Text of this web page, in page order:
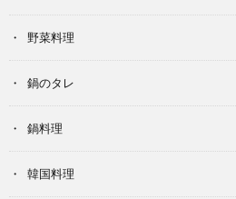
野菜料理
鍋のタレ
鍋料理
韓国料理